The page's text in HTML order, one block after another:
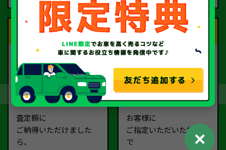
Step.3
契約
査定額に
ご納得いただけました
ら、
Step.4
お引取り
お客様に
ご指定いただいた場所ま
で
✕